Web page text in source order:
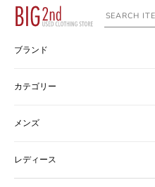
コンテンツへスキップ
ヴィンテージ古着のオンライン通販
ブランド
カテゴリー
メンズ
レディース